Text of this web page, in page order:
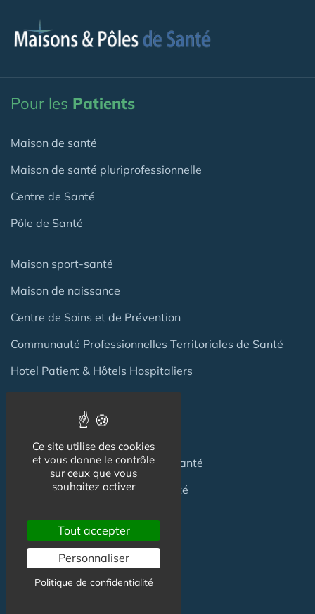
Pour les Patients
Maison de santé
Maison de santé pluriprofessionnelle
Centre de Santé
Pôle de Santé
Maison sport-santé
Maison de naissance
Centre de Soins et de Prévention
Communauté Professionnelles Territoriales de Santé
Hotel Patient & Hôtels Hospitaliers
Professionnels
Location locauxen Maison de Santé
Achat locauxen Maison de Santé
S'installeren Maison de Santé
Créerune Maison de Santé
Ce site utilise des cookies
et vous donne le contrôle
sur ceux que vous
souhaitez activer
Tout accepter
Personnaliser
Politique de confidentialité